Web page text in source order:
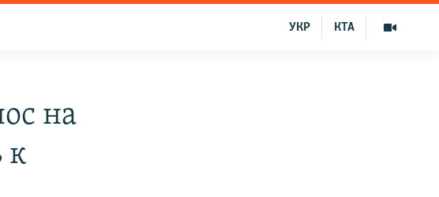
КТА
УКР
на
к